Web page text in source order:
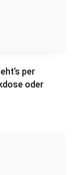
per
oder